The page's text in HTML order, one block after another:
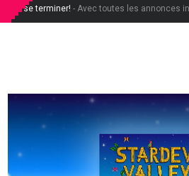
se terminer!- Avec toutes les annonces